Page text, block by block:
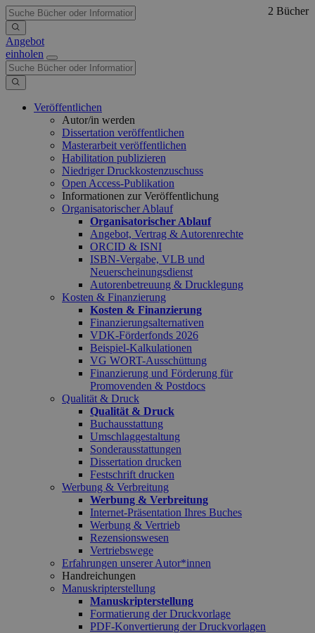
Angebot
einholen
Veröffentlichen
Autor/in werden
Dissertation veröffentlichen
Masterarbeit veröffentlichen
Habilitation publizieren
Niedriger Druckkostenzuschuss
Open Access-Publikation
Informationen zur Veröffentlichung
Organisatorischer Ablauf
Organisatorischer Ablauf
Angebot, Vertrag & Autorenrechte
ORCID & ISNI
ISBN-Vergabe, VLB und
Neuerscheinungsdienst
Autorenbetreuung & Drucklegung
Kosten & Finanzierung
Kosten & Finanzierung
Finanzierungsalternativen
VDK-Förderfonds 2026
Beispiel-Kalkulationen
VG WORT-Ausschüttung
Finanzierung und Förderung für
Promovenden & Postdocs
Qualität & Druck
Qualität & Druck
Buchausstattung
Umschlaggestaltung
Sonderausstattungen
Dissertation drucken
Festschrift drucken
Werbung & Verbreitung
Werbung & Verbreitung
Internet-Präsentation Ihres Buches
Werbung & Vertrieb
Rezensionswesen
Vertriebswege
Erfahrungen unserer Autor*innen
Handreichungen
Manuskripterstellung
Manuskripterstellung
Formatierung der Druckvorlage
PDF-Konvertierung der Druckvorlagen
2 Bücher